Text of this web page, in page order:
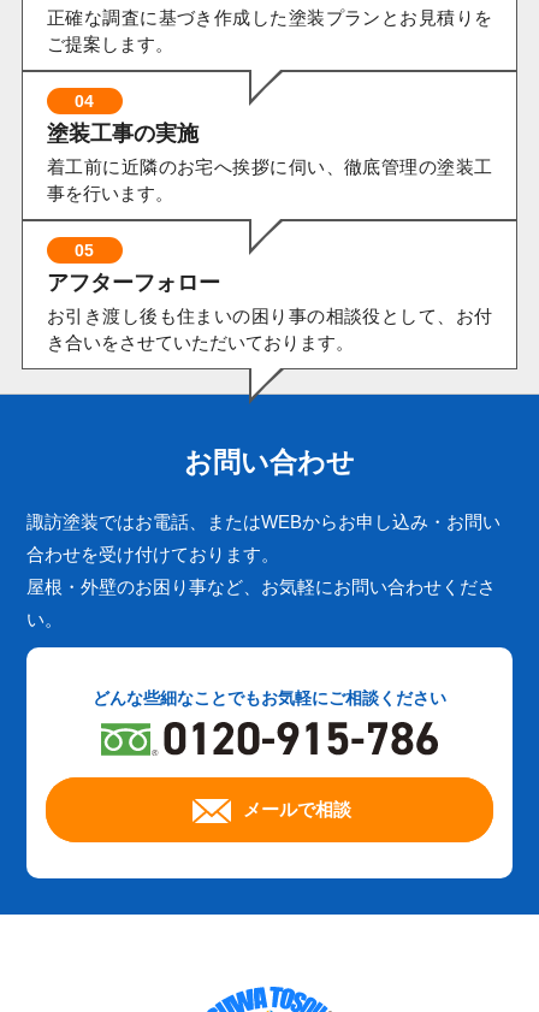
正確な調査に基づき作成した塗装プランとお見積りを
ご提案します。
04
塗装工事の実施
着工前に近隣のお宅へ挨拶に伺い、徹底管理の塗装工
事を行います。
05
アフターフォロー
お引き渡し後も住まいの困り事の相談役として、お付
き合いをさせていただいております。
お問い合わせ
諏訪塗装ではお電話、またはWEBからお申し込み・お問い
合わせを受け付けております。
屋根・外壁のお困り事など、お気軽にお問い合わせくださ
い。
どんな些細なことでもお気軽にご相談ください
メールで相談